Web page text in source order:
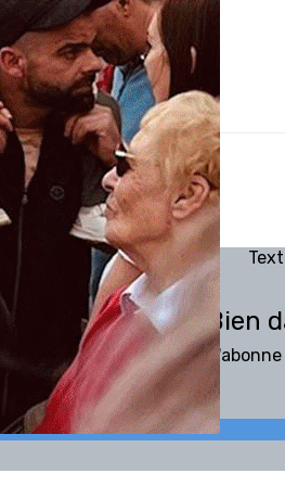
Bien dans sa ville, Bien
Je